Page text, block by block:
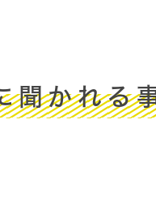
聞かれる